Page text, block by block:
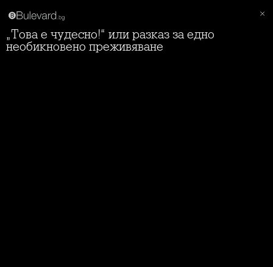
„Това е чудесно!“ или разказ за едно
необикновено преживяване